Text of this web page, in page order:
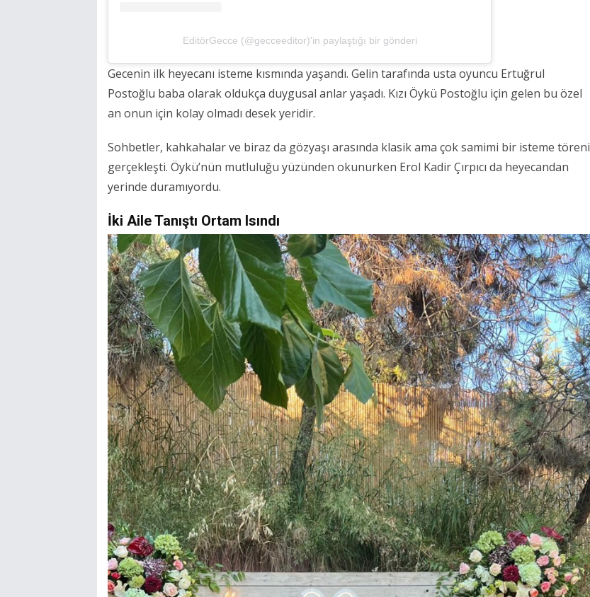
EditörGecce (@gecceeditor)'in paylaştığı bir gönderi
Gecenin ilk heyecanı isteme kısmında yaşandı. Gelin tarafında usta oyuncu Ertuğrul
Postoğlu baba olarak oldukça duygusal anlar yaşadı. Kızı Öykü Postoğlu için gelen bu özel
an onun için kolay olmadı desek yeridir.
Sohbetler, kahkahalar ve biraz da gözyaşı arasında klasik ama çok samimi bir isteme töreni
gerçekleşti. Öykü’nün mutluluğu yüzünden okunurken Erol Kadir Çırpıcı da heyecandan
yerinde duramıyordu.
İki Aile Tanıştı Ortam Isındı